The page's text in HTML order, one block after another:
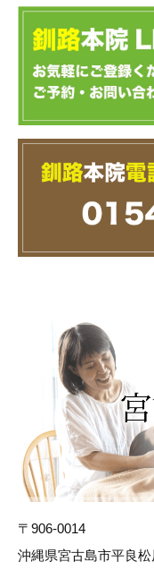
〒906-0014
沖縄県宮古島市平良松